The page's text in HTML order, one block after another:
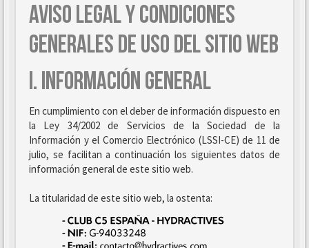
AVISO LEGAL Y CONDICIONES
GENERALES DE USO DEL SITIO WEB
I. INFORMACIÓN GENERAL
En cumplimiento con el deber de información dispuesto en
la Ley 34/2002 de Servicios de la Sociedad de la
Información y el Comercio Electrónico (LSSI-CE) de 11 de
julio, se facilitan a continuación los siguientes datos de
información general de este sitio web.
La titularidad de este sitio web, la ostenta: